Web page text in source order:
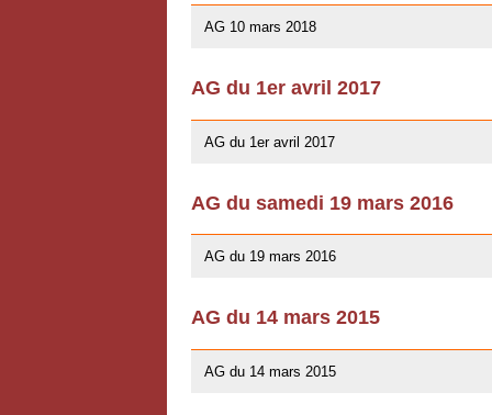
AG 10 mars 2018
AG du 1er avril 2017
AG du 1er avril 2017
AG du samedi 19 mars 2016
AG du 19 mars 2016
AG du 14 mars 2015
AG du 14 mars 2015